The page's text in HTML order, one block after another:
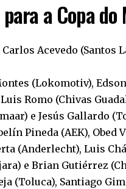
a Copa do
Acevedo (Santos
(Lokomotiv),
Romo (Chivas
e Jesús Gallardo
Pineda (AEK), Obed
(Anderlecht), Luis
e Brian Gutiérrez
(Toluca), Santiago